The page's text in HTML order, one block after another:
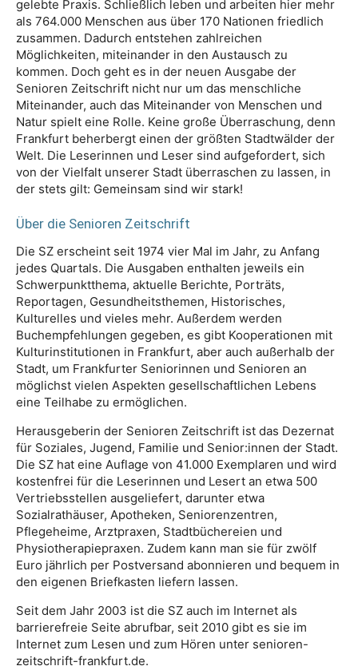
gelebte Praxis. Schließlich leben und arbeiten hier mehr
als 764.000 Menschen aus über 170 Nationen friedlich
zusammen. Dadurch entstehen zahlreichen
Möglichkeiten, miteinander in den Austausch zu
kommen. Doch geht es in der neuen Ausgabe der
Senioren Zeitschrift nicht nur um das menschliche
Miteinander, auch das Miteinander von Menschen und
Natur spielt eine Rolle. Keine große Überraschung, denn
Frankfurt beherbergt einen der größten Stadtwälder der
Welt. Die Leserinnen und Leser sind aufgefordert, sich
von der Vielfalt unserer Stadt überraschen zu lassen, in
der stets gilt: Gemeinsam sind wir stark!
Über die Senioren Zeitschrift
Die SZ erscheint seit 1974 vier Mal im Jahr, zu Anfang
jedes Quartals. Die Ausgaben enthalten jeweils ein
Schwerpunktthema, aktuelle Berichte, Porträts,
Reportagen, Gesundheitsthemen, Historisches,
Kulturelles und vieles mehr. Außerdem werden
Buchempfehlungen gegeben, es gibt Kooperationen mit
Kulturinstitutionen in Frankfurt, aber auch außerhalb der
Stadt, um Frankfurter Seniorinnen und Senioren an
möglichst vielen Aspekten gesellschaftlichen Lebens
eine Teilhabe zu ermöglichen.
Herausgeberin der Senioren Zeitschrift ist das Dezernat
für Soziales, Jugend, Familie und Senior:innen der Stadt.
Die SZ hat eine Auflage von 41.000 Exemplaren und wird
kostenfrei für die Leserinnen und Lesert an etwa 500
Vertriebsstellen ausgeliefert, darunter etwa
Sozialrathäuser, Apotheken, Seniorenzentren,
Pflegeheime, Arztpraxen, Stadtbüchereien und
Physiotherapiepraxen. Zudem kann man sie für zwölf
Euro jährlich per Postversand abonnieren und bequem in
den eigenen Briefkasten liefern lassen.
Seit dem Jahr 2003 ist die SZ auch im Internet als
barrierefreie Seite abrufbar, seit 2010 gibt es sie im
Internet zum Lesen und zum Hören unter senioren-
zeitschrift-frankfurt.de.